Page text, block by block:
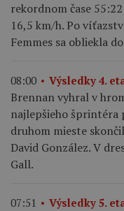
rekordnom čase
16,5 km/h. Po
Femmes sa obliekla
08:00 Výsledky 4.
Brennan vyhral v
najlepšieho šprintéra
druhom mieste
David González. V
Gall.
07:51 Výsledky 5.